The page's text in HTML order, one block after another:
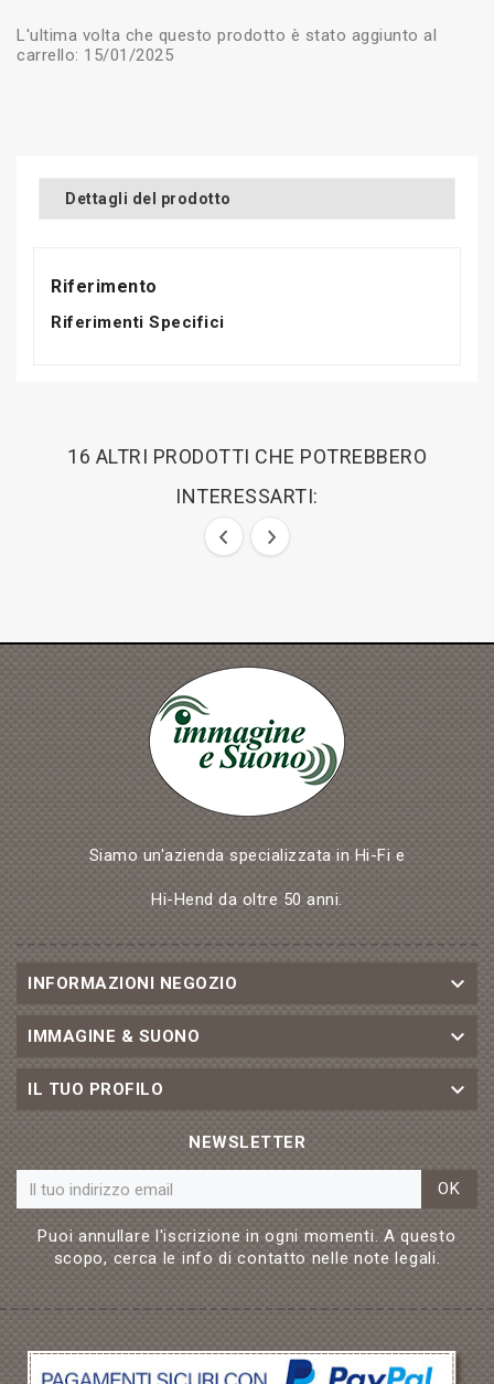
L'ultima volta che questo prodotto è stato aggiunto al
carrello: 15/01/2025
Dettagli del prodotto
Riferimento
Riferimenti Specifici
16 ALTRI PRODOTTI CHE POTREBBERO
INTERESSARTI:
Siamo un'azienda specializzata in Hi-Fi e
Hi-Hend da oltre 50 anni.
INFORMAZIONI NEGOZIO 
IMMAGINE & SUONO 
IL TUO PROFILO 
NEWSLETTER
OK
Puoi annullare l'iscrizione in ogni momenti. A questo
scopo, cerca le info di contatto nelle note legali.